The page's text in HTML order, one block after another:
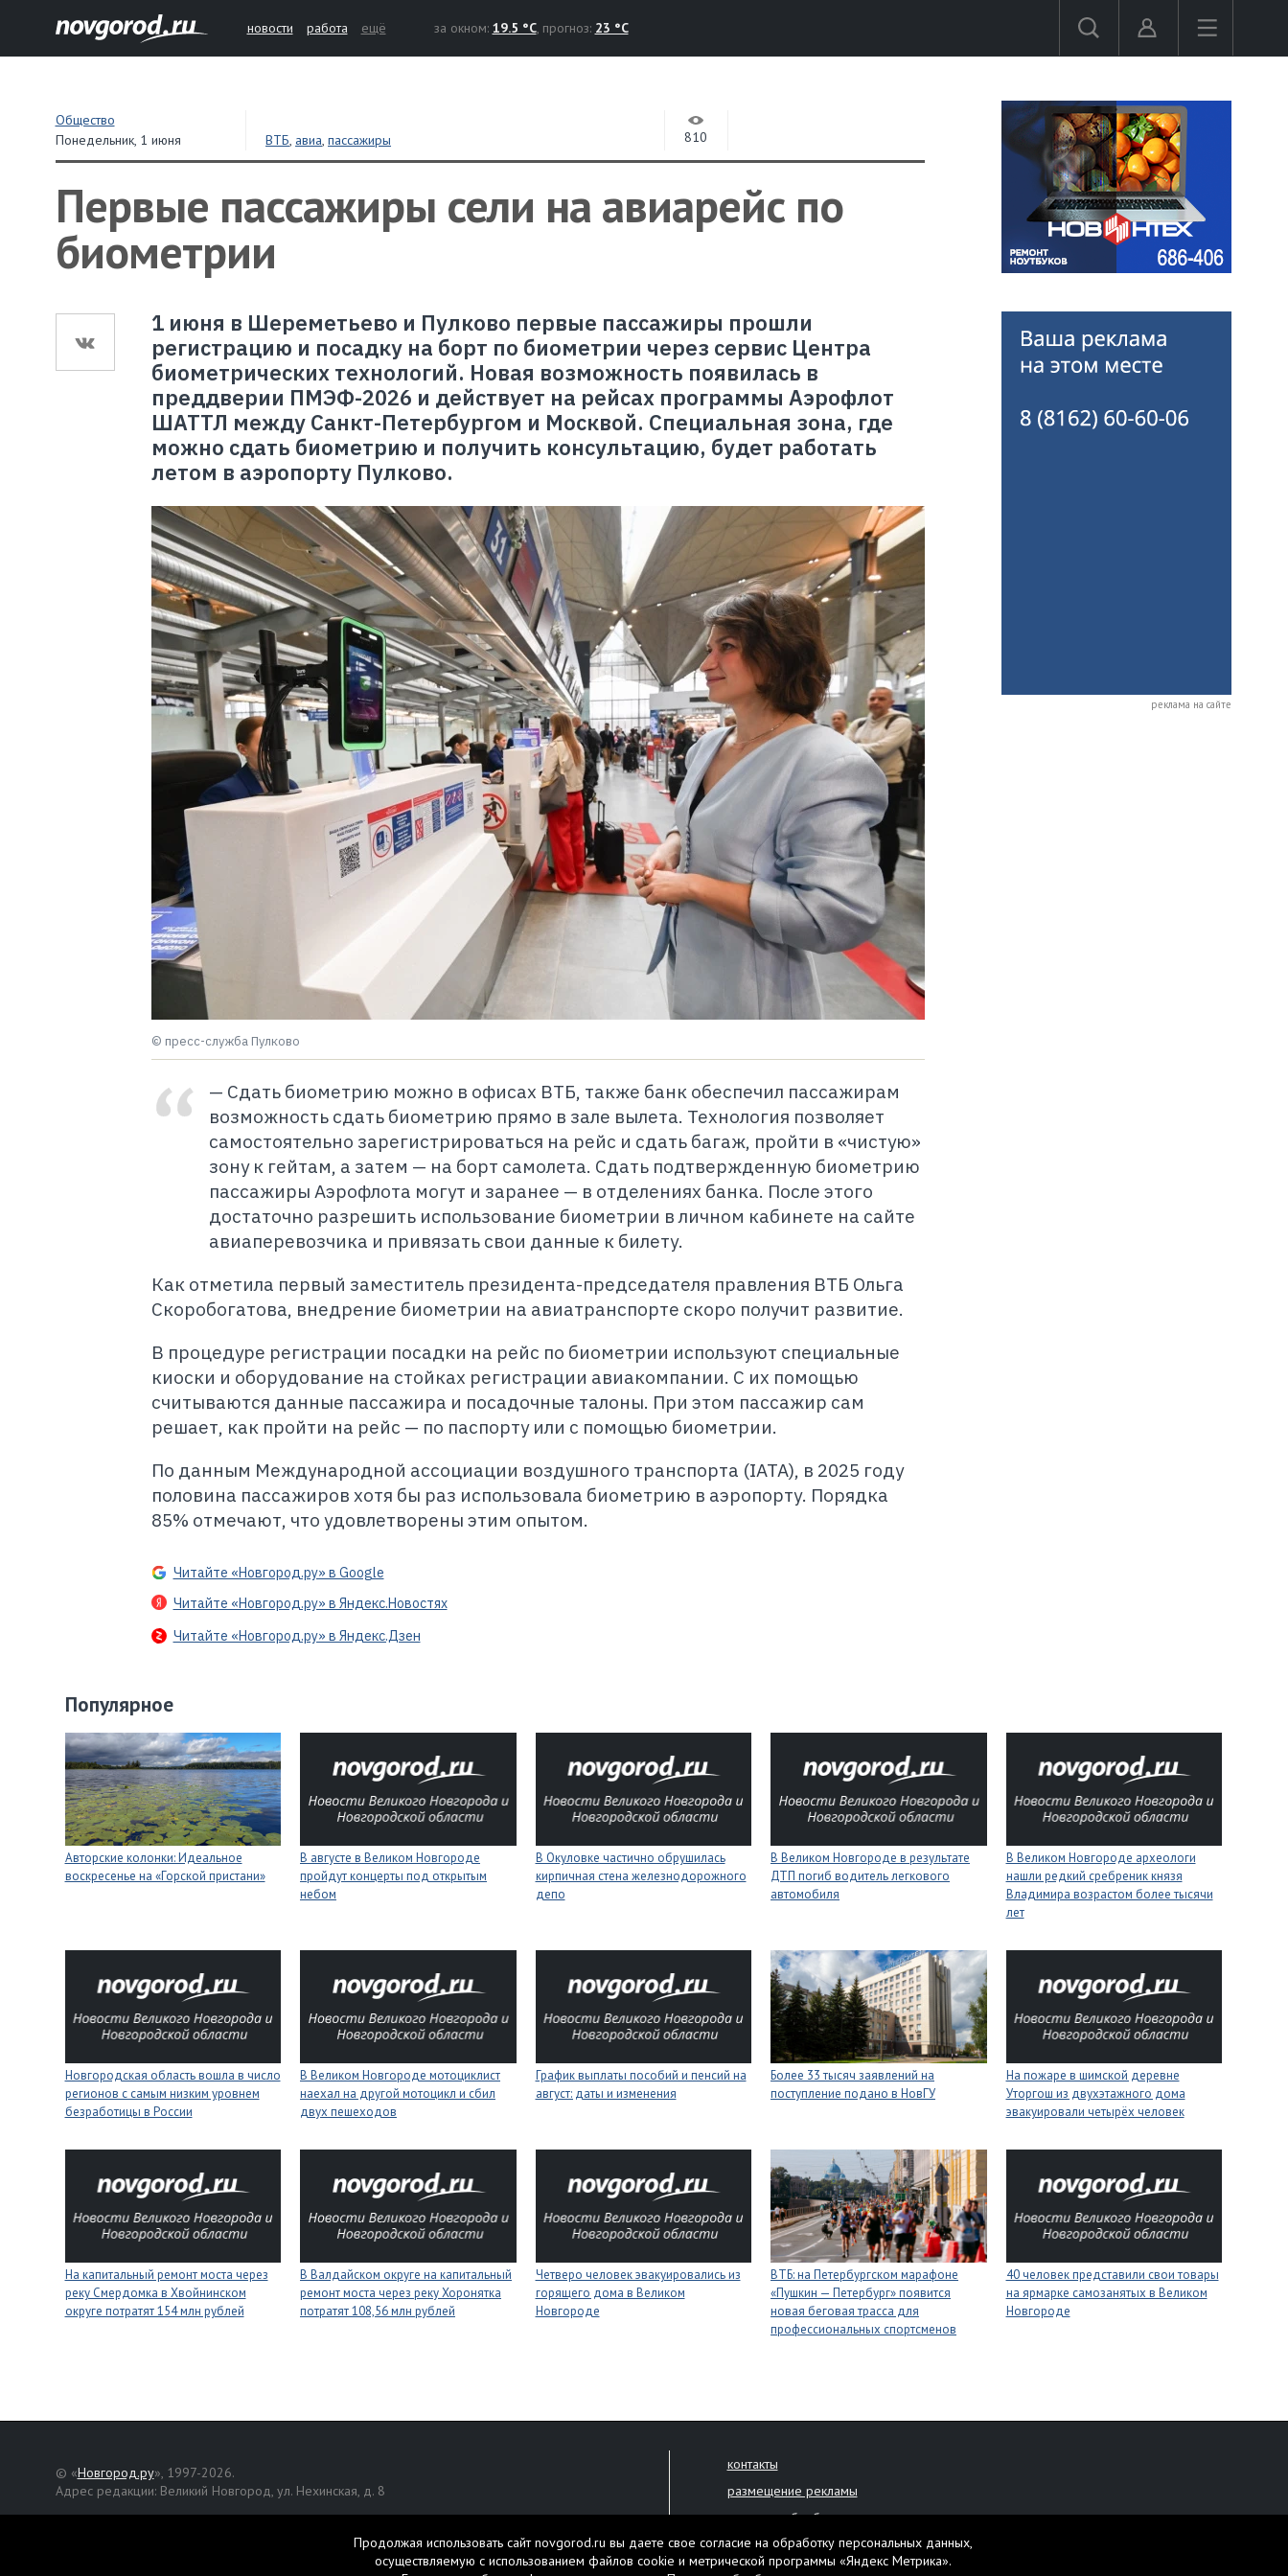
новости работа ещё за окном: 19.5 °C, прогноз: 23 °C
Общество
Понедельник, 1 июня ВТБ, авиа,пассажиры 810
Первые пассажиры сели на авиарейс по
биометрии
1 июня в Шереметьево и Пулково первые пассажиры прошли
регистрацию и посадку на борт по биометрии через сервис Центра
биометрических технологий. Новая возможность появилась в
преддверии ПМЭФ-2026 и действует на рейсах программы Аэрофлот
ШАТТЛ между Санкт-Петербургом и Москвой. Специальная зона, где
можно сдать биометрию и получить консультацию, будет работать
летом в аэропорту Пулково.
© пресс-служба Пулково
— Сдать биометрию можно в офисах ВТБ, также банк обеспечил пассажирам
возможность сдать биометрию прямо в зале вылета. Технология позволяет
самостоятельно зарегистрироваться на рейс и сдать багаж, пройти в «чистую»
зону к гейтам, а затем — на борт самолета. Сдать подтвержденную биометрию
пассажиры Аэрофлота могут и заранее — в отделениях банка. После этого
достаточно разрешить использование биометрии в личном кабинете на сайте
авиаперевозчика и привязать свои данные к билету.
Как отметила первый заместитель президента-председателя правления ВТБ Ольга
Скоробогатова, внедрение биометрии на авиатранспорте скоро получит развитие.
В процедуре регистрации посадки на рейс по биометрии используют специальные
киоски и оборудование на стойках регистрации авиакомпании. С их помощью
считываются данные пассажира и посадочные талоны. При этом пассажир сам
решает, как пройти на рейс — по паспорту или с помощью биометрии.
По данным Международной ассоциации воздушного транспорта (IATA), в 2025 году
половина пассажиров хотя бы раз использовала биометрию в аэропорту. Порядка
85% отмечают, что удовлетворены этим опытом.
Читайте «Новгород.ру» в Google
Читайте «Новгород.ру» в Яндекс.Новостях
Читайте «Новгород.ру» в Яндекс.Дзен
реклама на сайте
Популярное
Авторские колонки: Идеальное
воскресенье на «Горской пристани»
В августе в Великом Новгороде
пройдут концерты под открытым
небом
В Окуловке частично обрушилась
кирпичная стена железнодорожного
депо
В Великом Новгороде в результате
ДТП погиб водитель легкового
автомобиля
В Великом Новгороде археологи
нашли редкий сребреник князя
Владимира возрастом более тысячи
лет
Новгородская область вошла в число
регионов с самым низким уровнем
безработицы в России
В Великом Новгороде мотоциклист
наехал на другой мотоцикл и сбил
двух пешеходов
График выплаты пособий и пенсий на
август: даты и изменения
Более 33 тысяч заявлений на
поступление подано в НовГУ
На пожаре в шимской деревне
Уторгош из двухэтажного дома
эвакуировали четырёх человек
На капитальный ремонт моста через
реку Смердомка в Хвойнинском
округе потратят 154 млн рублей
В Валдайском округе на капитальный
ремонт моста через реку Хоронятка
потратят 108,56 млн рублей
Четверо человек эвакуировались из
горящего дома в Великом
Новгороде
ВТБ: на Петербургском марафоне
«Пушкин — Петербург» появится
новая беговая трасса для
профессиональных спортсменов
40 человек представили свои товары
на ярмарке самозанятых в Великом
Новгороде
© «Новгород.ру», 1997-2026.
Адрес редакции: Великий Новгород, ул. Нехинская, д. 8
, публикуются на правах рекламы.
контакты
размещение рекламы
политика обработки персональных данных
Настоящий ресурс может содержать материалы 16+.
Продолжая использовать сайт novgorod.ru вы даете свое согласие на обработку персональных данных,
осуществляемую с использованием файлов cookie и метрической программы «Яндекс Метрика».